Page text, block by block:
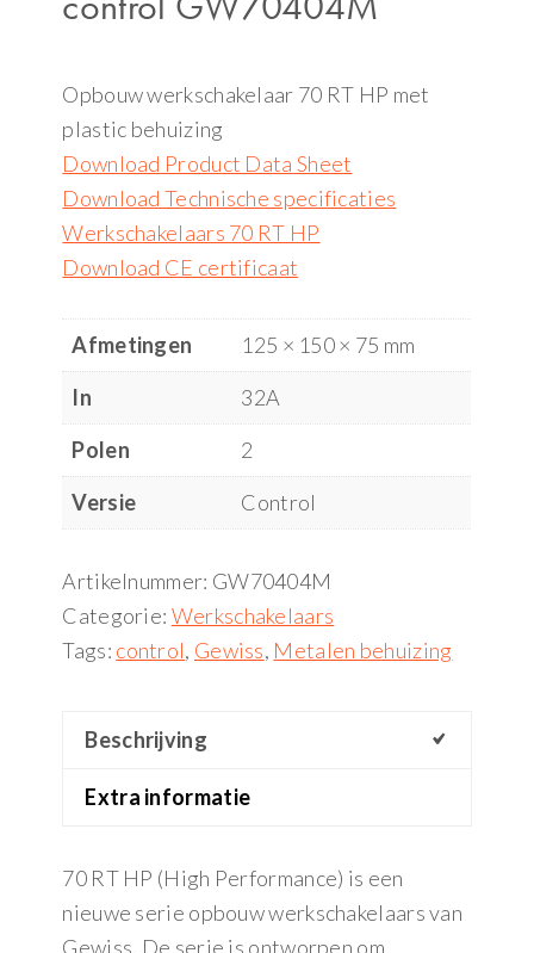
Opbouw werkschakelaar 70 RT HP met
plastic behuizing
Download Product Data Sheet
Download Technische specificaties
Werkschakelaars 70 RT HP
Download CE certificaat
Afmetingen
125 × 150 × 75 mm
In
32A
Polen
2
Versie
Control
Artikelnummer: GW70404M
Categorie: Werkschakelaars
Tags: control, Gewiss, Metalen behuizing
Beschrijving
Extra informatie
70 RT HP (High Performance) is een
nieuwe serie opbouw werkschakelaars van
Gewiss. De serie is ontworpen om